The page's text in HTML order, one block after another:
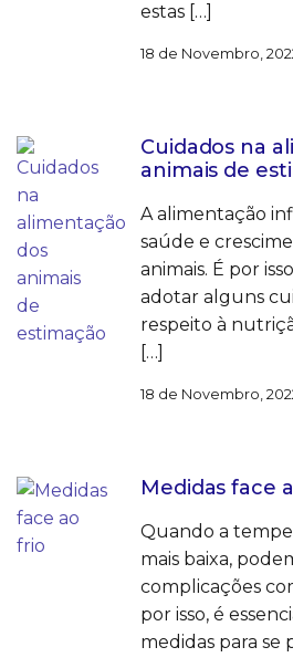
estas […]
18 de Novembro,
Cuidados na
animais de
A alimentação
saúde e
animais. É por
adotar alguns
respeito à
[…]
18 de Novembro,
Medidas face
Quando a
mais baixa,
complicações
por isso, é
medidas para se